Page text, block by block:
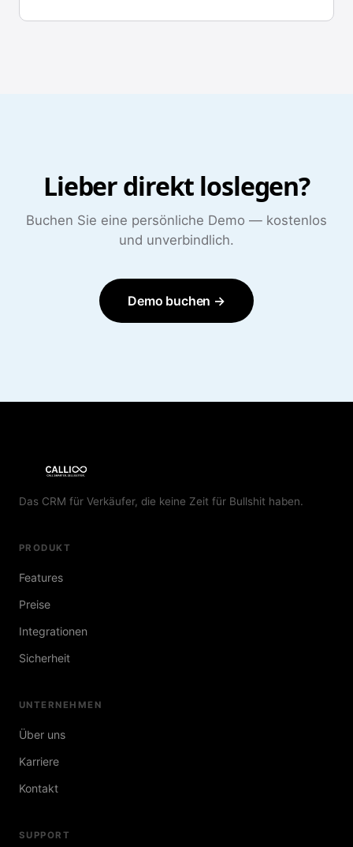
Lieber direkt loslegen?
Buchen Sie eine persönliche Demo — kostenlos
und unverbindlich.
Demo buchen →
Das CRM für Verkäufer, die keine Zeit für Bullshit haben.
PRODUKT
Features
Preise
Integrationen
Sicherheit
UNTERNEHMEN
Über uns
Karriere
Kontakt
SUPPORT